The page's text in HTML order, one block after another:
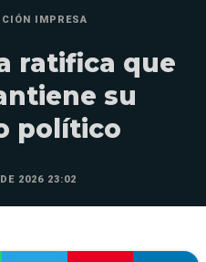
IMPRESA
ratifica que
su
político
2026 23:02